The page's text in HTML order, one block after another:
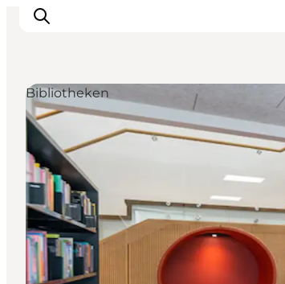
Events
Erlebnisse
Unsere Städte
Essen & Übernachtung
Tickets kaufen
Plane deine Reise
Bibliotheken